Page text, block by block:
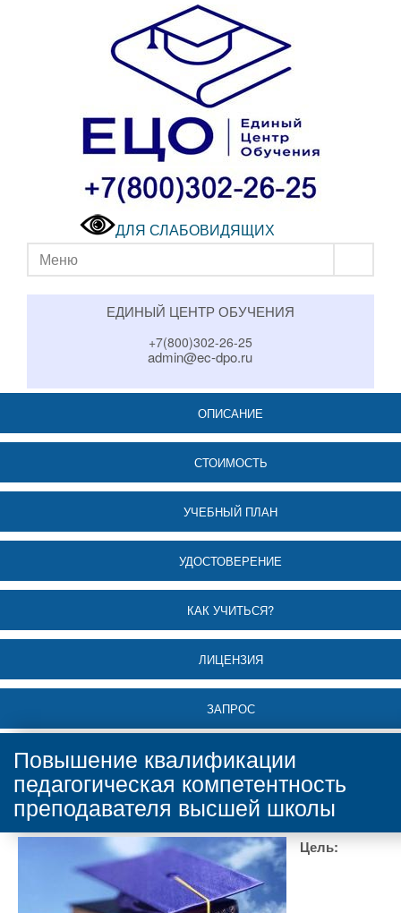
ДЛЯ СЛАБОВИДЯЩИХ
Меню
ЕДИНЫЙ ЦЕНТР ОБУЧЕНИЯ
+7(800)302-26-25
admin@ec-dpo.ru
ОПИСАНИЕ
СТОИМОСТЬ
УЧЕБНЫЙ ПЛАН
УДОСТОВЕРЕНИЕ
КАК УЧИТЬСЯ?
ЛИЦЕНЗИЯ
ЗАПРОС
Повышение квалификации
педагогическая компетентность
преподавателя высшей школы
Цель: